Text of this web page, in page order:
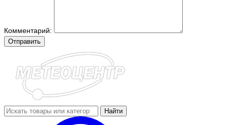
Комментарий:
Отправить
Найти